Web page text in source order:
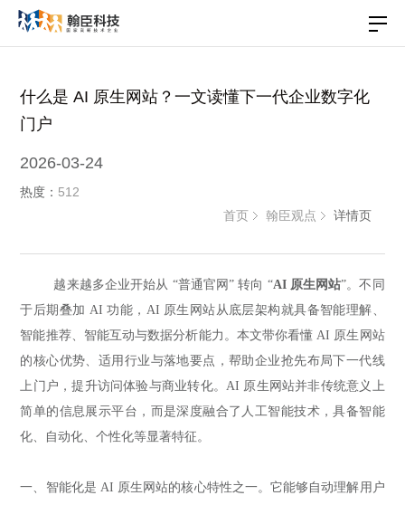
什么是 AI 原生网站？一文读懂下一代企业数字化
门户
2026-03-24
热度： 512
首页
翰臣观点 详情页
越来越多企业开始从 “普通官网” 转向 “AI 原生网站”。不同
于后期叠加 AI 功能，AI 原生网站从底层架构就具备智能理解、
智能推荐、智能互动与数据分析能力。本文带你看懂 AI 原生网站
的核心优势、适用行业与落地要点，帮助企业抢先布局下一代线
上门户，提升访问体验与商业转化。AI 原生网站并非传统意义上
简单的信息展示平台，而是深度融合了人工智能技术，具备智能
化、自动化、个性化等显著特征。
一、智能化是 AI 原生网站的核心特性之一。它能够自动理解用户